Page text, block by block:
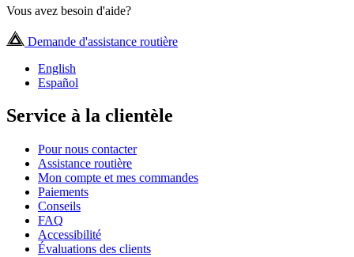
Vous avez besoin d'aide?
Demande d'assistance routière
English
Español
Service à la clientèle
Pour nous contacter
Assistance routière
Mon compte et mes commandes
Paiements
Conseils
FAQ
Accessibilité
Évaluations des clients